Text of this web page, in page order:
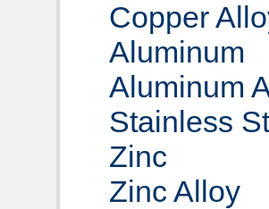
Copper
Aluminum
Aluminum
Stainless
Zinc
Zinc Alloy